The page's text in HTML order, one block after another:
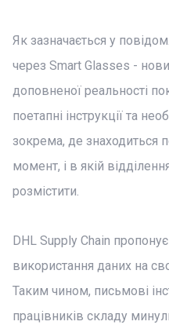
Як зазначається у
через Smart Glasses -
доповненої реальності
поетапні інструкції та
зокрема, де знаходиться
момент, і в якій
розмістити.
DHL Supply Chain
використання даних на
Таким чином, письмові
працівників складу